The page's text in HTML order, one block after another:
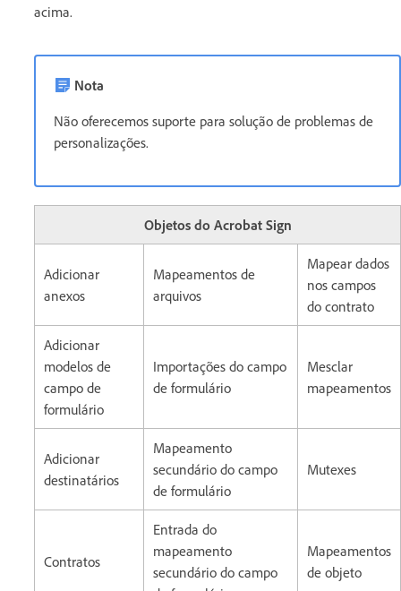
acima.
Nota
Não oferecemos suporte para solução de problemas de
personalizações.
Objetos do Acrobat Sign
Adicionar
anexos
Mapeamentos de
arquivos
Mapear dados
nos campos
do contrato
Adicionar
modelos de
campo de
formulário
Importações do campo
de formulário
Mesclar
mapeamentos
Adicionar
destinatários
Mapeamento
secundário do campo
de formulário
Mutexes
Contratos
Entrada do
mapeamento
secundário do campo
Mapeamentos
de objeto